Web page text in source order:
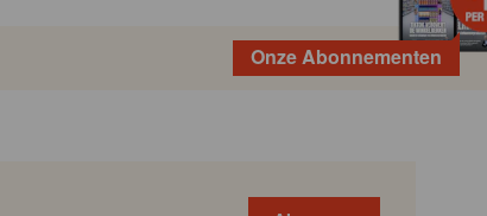
Onze Abonnementen